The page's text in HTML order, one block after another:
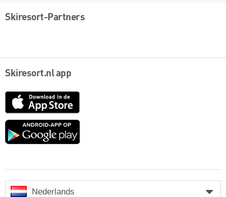
Skiresort-Partners
Skiresort.nl app
App
Google
Nederlands